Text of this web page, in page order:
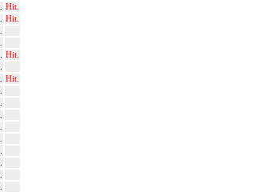
Hit.
Hit.
Hit.
Hit.